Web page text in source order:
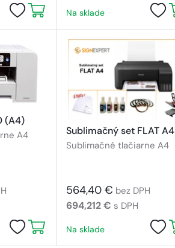
Na sklade
(A4)
A4 Sublimačný set FLAT A4
Sublimačné tlačiarne A4
564,40 € bez DPH
694,212 € s DPH
Na sklade